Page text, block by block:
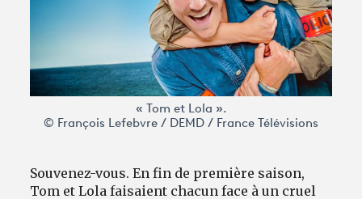
« Tom et Lola ».
© François Lefebvre / DEMD / France Télévisions
Souvenez-vous. En fin de première saison,
Tom et Lola faisaient chacun face à un cruel